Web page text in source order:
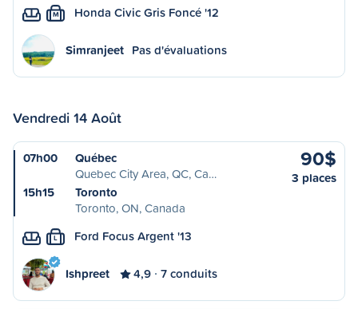
M Honda Civic Gris Foncé '12
Simranjeet Pas d'évaluations
Vendredi 14 Août
07h00
Québec
Quebec City Area, QC, Ca…
15h15
Toronto
Toronto, ON, Canada
90$
3 places
L Ford Focus Argent '13
Ishpreet 4,9 7 conduits